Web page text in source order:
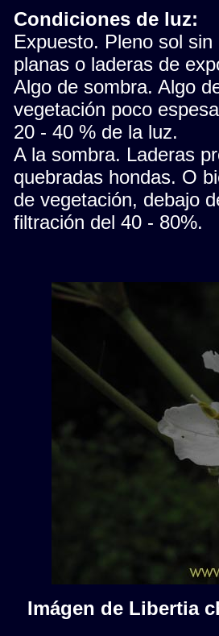
Condiciones de luz:
Expuesto. Pleno sol
planas o laderas de
Algo de sombra. Algo
vegetación poco
20 - 40 % de la luz.
A la sombra. Laderas
quebradas hondas. O
de vegetación, debajo
filtración del 40 - 80%.
Imágen de Libertia